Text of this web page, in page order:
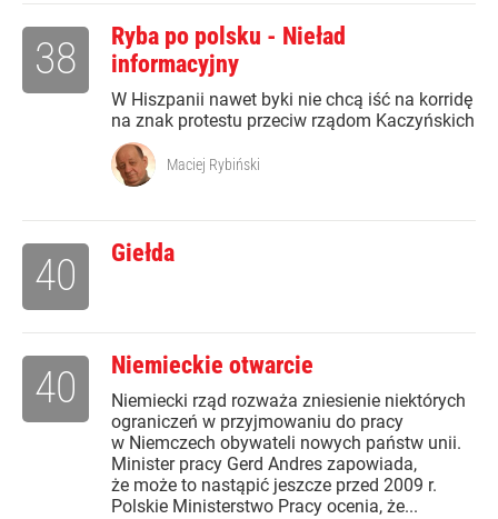
Ryba po polsku - Nieład
informacyjny
W Hiszpanii nawet byki nie chcą iść na korridę
na znak protestu przeciw rządom Kaczyńskich
38
Maciej Rybiński
Giełda
40
Niemieckie otwarcie
Niemiecki rząd rozważa zniesienie niektórych
ograniczeń w przyjmowaniu do pracy
w Niemczech obywateli nowych państw unii.
Minister pracy Gerd Andres zapowiada,
że może to nastąpić jeszcze przed 2009 r.
Polskie Ministerstwo Pracy ocenia, że...
40